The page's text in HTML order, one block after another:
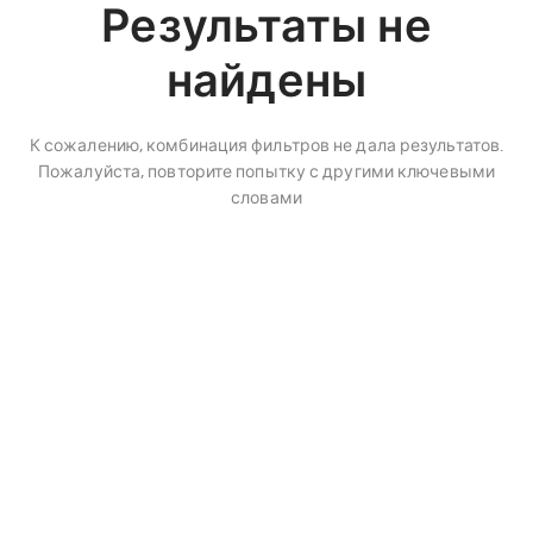
Результаты не
найдены
К сожалению, комбинация фильтров не дала результатов.
Пожалуйста, повторите попытку с другими ключевыми
словами